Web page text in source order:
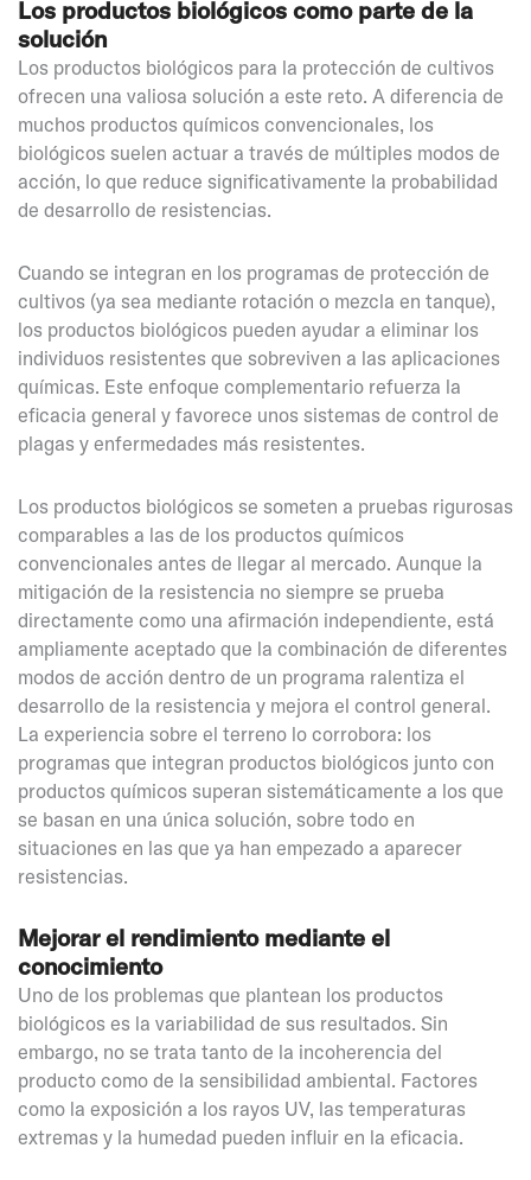
Los productos biológicos como parte de la
solución
Los productos biológicos para la protección de cultivos
ofrecen una valiosa solución a este reto. A diferencia de
muchos productos químicos convencionales, los
biológicos suelen actuar a través de múltiples modos de
acción, lo que reduce significativamente la probabilidad
de desarrollo de resistencias.
Cuando se integran en los programas de protección de
cultivos (ya sea mediante rotación o mezcla en tanque),
los productos biológicos pueden ayudar a eliminar los
individuos resistentes que sobreviven a las aplicaciones
químicas. Este enfoque complementario refuerza la
eficacia general y favorece unos sistemas de control de
plagas y enfermedades más resistentes.
Los productos biológicos se someten a pruebas rigurosas
comparables a las de los productos químicos
convencionales antes de llegar al mercado. Aunque la
mitigación de la resistencia no siempre se prueba
directamente como una afirmación independiente, está
ampliamente aceptado que la combinación de diferentes
modos de acción dentro de un programa ralentiza el
desarrollo de la resistencia y mejora el control general.
La experiencia sobre el terreno lo corrobora: los
programas que integran productos biológicos junto con
productos químicos superan sistemáticamente a los que
se basan en una única solución, sobre todo en
situaciones en las que ya han empezado a aparecer
resistencias.
Mejorar el rendimiento mediante el
conocimiento
Uno de los problemas que plantean los productos
biológicos es la variabilidad de sus resultados. Sin
embargo, no se trata tanto de la incoherencia del
producto como de la sensibilidad ambiental. Factores
como la exposición a los rayos UV, las temperaturas
extremas y la humedad pueden influir en la eficacia.